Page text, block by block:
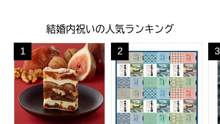
結婚内祝いの人気ランキング
一善や 干柿と胡桃と無花果のミルフィーユ 6個入り 1箱【
1
位
アース製薬 日本の名湯オリ
2
位 3
位